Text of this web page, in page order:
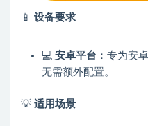
📱 设备要求
💻 安卓平台 ：专为安
无需额外配置。
💡 适用场景